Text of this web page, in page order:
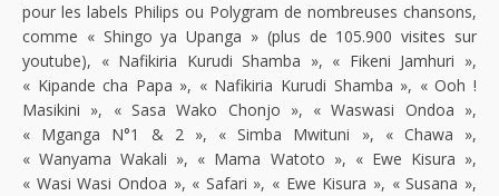
pour les labels Philips ou Polygram de nombreuses chansons,
comme « Shingo ya Upanga » (plus de 105.900 visites sur
youtube), « Nafikiria Kurudi Shamba », « Fikeni Jamhuri »,
« Kipande cha Papa », « Nafikiria Kurudi Shamba », « Ooh !
Masikini », « Sasa Wako Chonjo », « Waswasi Ondoa »,
« Mganga N°1 & 2 », « Simba Mwituni », « Chawa »,
« Wanyama Wakali », « Mama Watoto », « Ewe Kisura »,
« Wasi Wasi Ondoa », « Safari », « Ewe Kisura », « Susana »,